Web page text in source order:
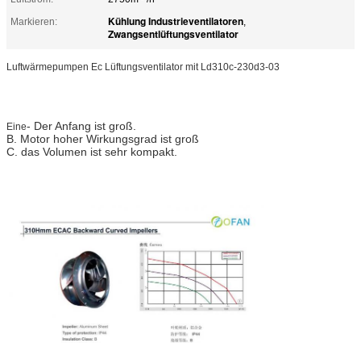
Markieren:
Kühlung Industrieventilatoren,
Zwangsentlüftungsventilator
Luftwärmepumpen Ec Lüftungsventilator mit Ld310c-230d3-03
Eine- Der Anfang ist groß.
B. Motor hoher Wirkungsgrad ist groß
C. das Volumen ist sehr kompakt.